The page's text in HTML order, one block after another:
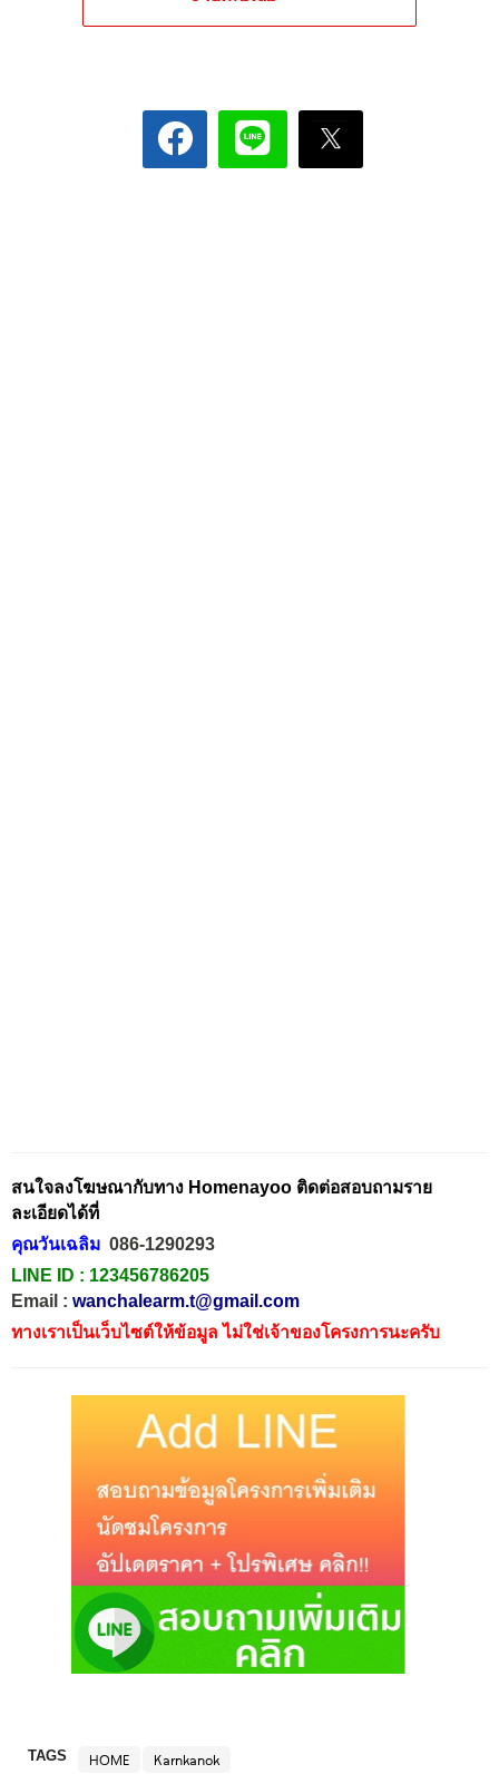
สนใจลงโฆษณากับทาง Homenayoo ติดต่อสอบถามราย
ละเอียดได้ที่
คุณวันเฉลิม 086-1290293
LINE ID : 123456786205
Email : wanchalearm.t@gmail.com
ทางเราเป็นเว็บไซต์ให้ข้อมูล ไม่ใช่เจ้าของโครงการนะครับ
TAGS HOME Karnkanok